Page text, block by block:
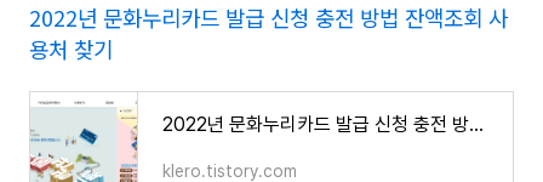
2022년 문화누리카드 발급 신청 충전 방법 잔액조회 사
용처 찾기
2022년 문화누리카드 발급 신청 충전 방법 잔액조회 사용처 찾기
klero.tistory.com